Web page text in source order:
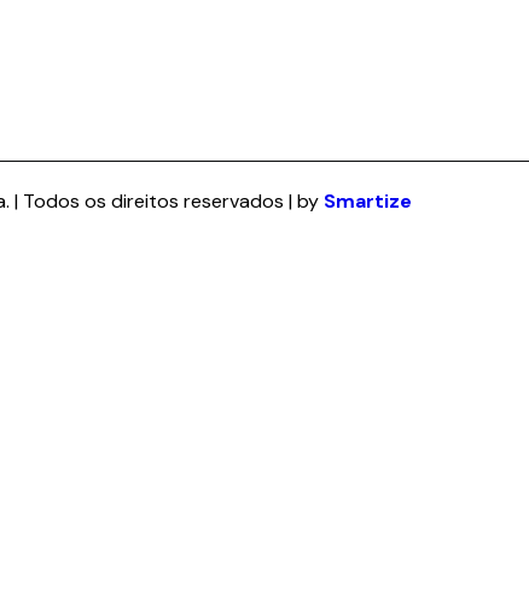
| Todos os direitos reservados | by Smartize